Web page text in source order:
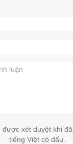
được xét duyệt khi
tiếng Việt có dấu.